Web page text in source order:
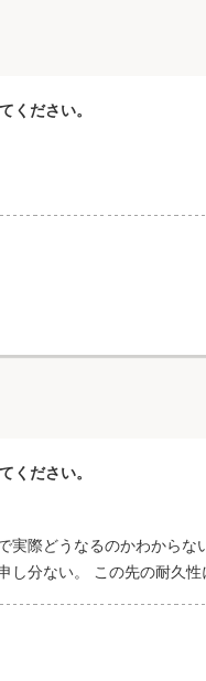
ください。
ください。
実際どうなるのかわからな
分ない。 この先の耐久性